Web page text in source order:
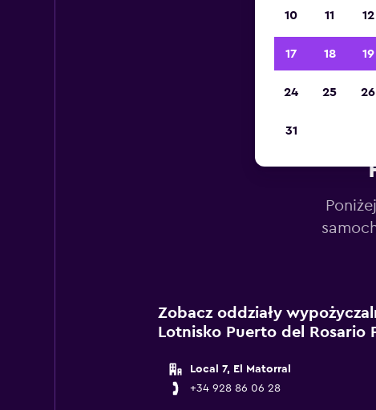
Zobacz oddziały
Lotnisko Puerto del Rosario
Local 7, El Matorral
+34 928 86 06 28
10 11 12
17 18 19
24 25 26
31